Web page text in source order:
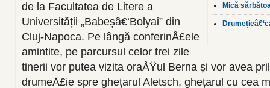
Mică
de la Facultatea de Litere a
Universității „Babeșâ€‘Bolyai” din
Cluj-Napoca. Pe lângă conferinÅ£ele
amintite, pe parcursul celor trei zile
tinerii vor putea vizita oraÅŸul Berna și vor avea
drumeÅ£ie spre ghețarul Aletsch, ghețarul cu cea